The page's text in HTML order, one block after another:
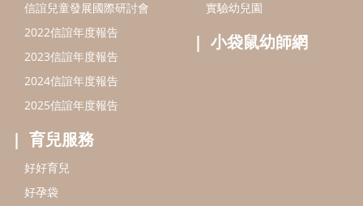
分齡育兒電子報
線上教養諮詢
出版服務
信誼基金出版社
閱讀推廣
Bookstart閱讀起步走
信誼幼兒文學獎